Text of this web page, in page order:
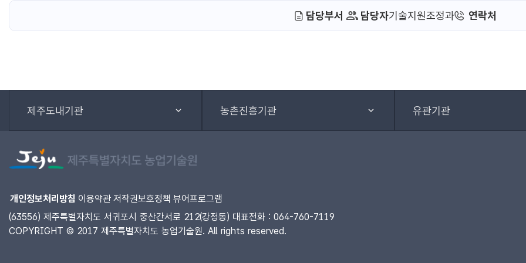
담당부서 담당자기술지원조정과 연락처
제주도내기관 농촌진흥기관 유관기관
개인정보처리방침 이용약관 저작권보호정책 뷰어프로그램
(63556) 제주특별자치도 서귀포시 중산간서로 212(강정동) 대표전화 : 064-760-7119
COPYRIGHT © 2017 제주특별자치도 농업기술원. All rights reserved.